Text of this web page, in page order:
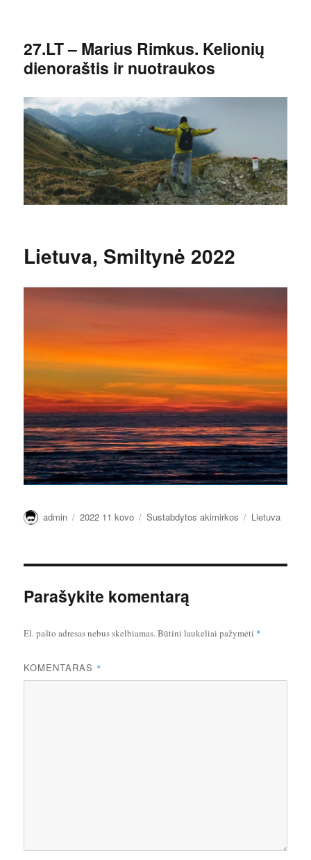
27.LT – Marius Rimkus. Kelionių
dienoraštis ir nuotraukos
Lietuva, Smiltynė 2022
Autorius
admin Paskelbta
2022 11 kovo Kategorijos
Sustabdytos akimirkos Žymos
Lietuva
Parašykite komentarą
El. pašto adresas nebus skelbiamas.Būtini laukeliai pažymėti *
KOMENTARAS *